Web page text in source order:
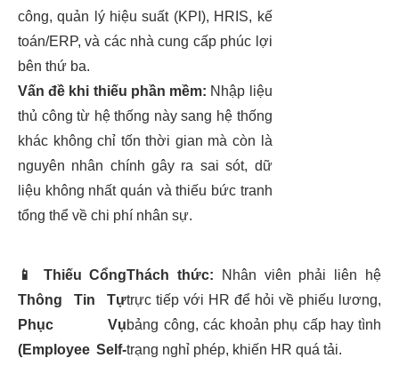
công, quản lý hiệu suất (KPI), HRIS, kế
toán/ERP, và các nhà cung cấp phúc lợi
bên thứ ba.
Vấn đề khi thiếu phần mềm: Nhập liệu
thủ công từ hệ thống này sang hệ thống
khác không chỉ tốn thời gian mà còn là
nguyên nhân chính gây ra sai sót, dữ
liệu không nhất quán và thiếu bức tranh
tổng thể về chi phí nhân sự.
📱
Thiếu Cổng
Thông Tin Tự
Phục Vụ
(Employee Self-
Thách thức: Nhân viên phải liên hệ
trực tiếp với HR để hỏi về phiếu lương,
bảng công, các khoản phụ cấp hay tình
trạng nghỉ phép, khiến HR quá tải.